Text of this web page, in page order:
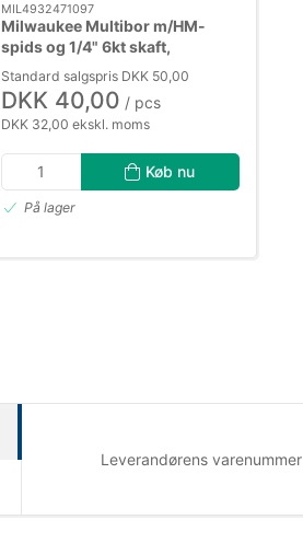
MIL4932471097
Milwaukee Multibor m/HM-
spids og 1/4" 6kt skaft,
6,0×150mm
Standard salgspris DKK 50,00
DKK 40,00 / pcs
DKK 32,00 ekskl. moms
Køb nu
På lager
Leverandørens varenummer